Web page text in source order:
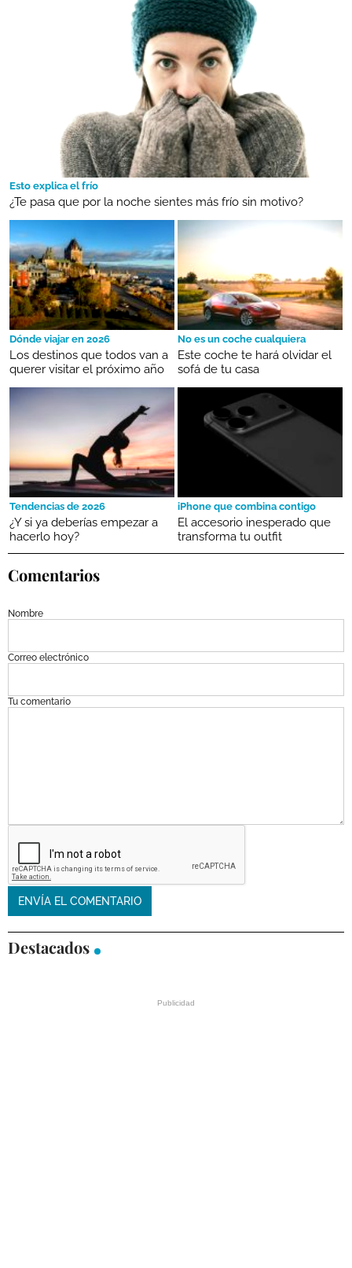
Esto explica el frío
¿Te pasa que por la noche sientes más frío sin motivo?
Dónde viajar en 2026
Los destinos que todos van a
querer visitar el próximo año
No es un coche cualquiera
Este coche te hará olvidar el
sofá de tu casa
Tendencias de 2026
¿Y si ya deberías empezar a
hacerlo hoy?
iPhone que combina contigo
El accesorio inesperado que
transforma tu outfit
Comentarios
Nombre
Correo electrónico
Tu comentario
Destacados